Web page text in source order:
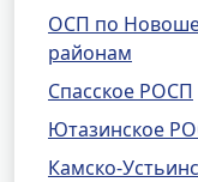
ОСП по
районам
Спасское РОСП
Ютазинское
Камско-